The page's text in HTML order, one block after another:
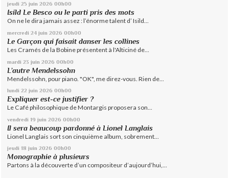
jeudi 25 juin 2026 00h00
Isild Le Besco ou le parti pris des mots
On ne le dira jamais assez : l’énorme talent d’ Isild...
mercredi 24 juin 2026 00h00
Le Garçon qui faisait danser les collines
Les Cramés de la Bobine présentent à l'Alticiné de...
mardi 23 juin 2026 00h00
L’autre Mendelssohn
Mendelssohn, pour piano. "OK", me direz-vous. Rien de...
lundi 22 juin 2026 00h00
Expliquer est-ce justifier ?
Le Café philosophique de Montargis proposera son...
vendredi 19 juin 2026 00h00
Il sera beaucoup pardonné à Lionel Langlais
Lionel Langlais sort son cinquième album, sobrement...
jeudi 18 juin 2026 00h00
Monographie à plusieurs
Partons à la découverte d’un compositeur d’aujourd’hui,...